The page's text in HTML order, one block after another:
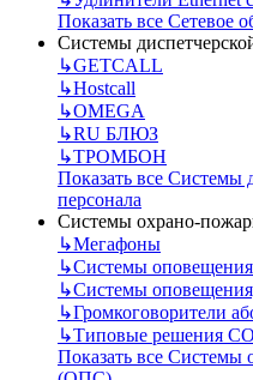
Показать все Сетевое
Системы
↳GETCALL
↳Hostcall
↳OMEGA
↳RU БЛЮЗ
↳ТРОМБОН
Показать все Системы
персонала
Системы охрано-
↳Мегафоны
↳Системы
↳Системы
↳Громкоговорители
↳Типовые решения
Показать все Системы